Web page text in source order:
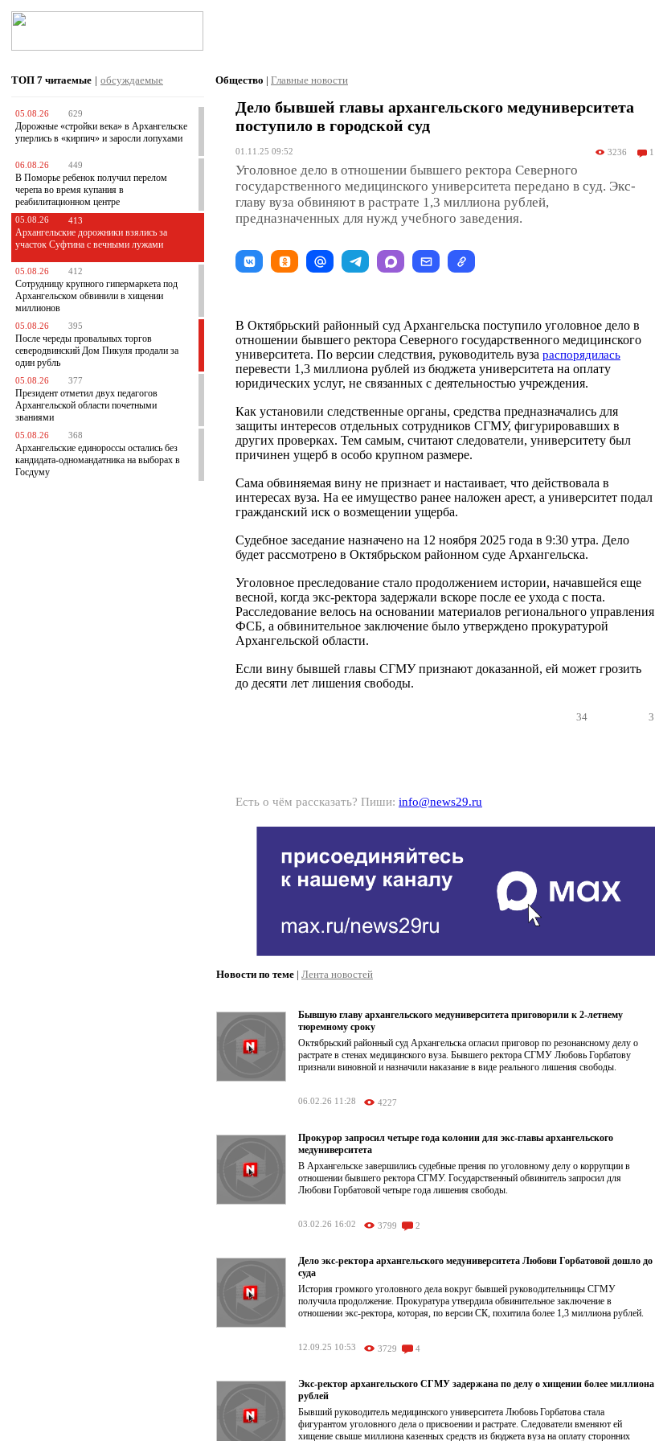
ТОП 7 читаемые | обсуждаемые
05.08.26 629
Дорожные «стройки века» в Архангельске
уперлись в «кирпич» и заросли лопухами
06.08.26 449
В Поморье ребенок получил перелом
черепа во время купания в
реабилитационном центре
05.08.26 413
Архангельские дорожники взялись за
участок Суфтина с вечными лужами
05.08.26 412
Сотрудницу крупного гипермаркета под
Архангельском обвинили в хищении
миллионов
05.08.26 395
После череды провальных торгов
северодвинский Дом Пикуля продали за
один рубль
05.08.26 377
Президент отметил двух педагогов
Архангельской области почетными
званиями
05.08.26 368
Архангельские единороссы остались без
кандидата-одномандатника на выборах в
Госдуму
Общество | Главные новости
Дело бывшей главы архангельского медуниверситета
поступило в городской суд
01.11.25 09:52 3236 1
Уголовное дело в отношении бывшего ректора Северного
государственного медицинского университета передано в суд. Экс-
главу вуза обвиняют в растрате 1,3 миллиона рублей,
предназначенных для нужд учебного заведения.
В Октябрьский районный суд Архангельска поступило уголовное дело в
отношении бывшего ректора Северного государственного медицинского
университета. По версии следствия, руководитель вуза распорядилась
перевести 1,3 миллиона рублей из бюджета университета на оплату
юридических услуг, не связанных с деятельностью учреждения.
Как установили следственные органы, средства предназначались для
защиты интересов отдельных сотрудников СГМУ, фигурировавших в
других проверках. Тем самым, считают следователи, университету был
причинен ущерб в особо крупном размере.
Сама обвиняемая вину не признает и настаивает, что действовала в
интересах вуза. На ее имущество ранее наложен арест, а университет подал
гражданский иск о возмещении ущерба.
Судебное заседание назначено на 12 ноября 2025 года в 9:30 утра. Дело
будет рассмотрено в Октябрьском районном суде Архангельска.
Уголовное преследование стало продолжением истории, начавшейся еще
весной, когда экс-ректора задержали вскоре после ее ухода с поста.
Расследование велось на основании материалов регионального управления
ФСБ, а обвинительное заключение было утверждено прокуратурой
Архангельской области.
Если вину бывшей главы СГМУ признают доказанной, ей может грозить
до десяти лет лишения свободы.
34 3
Есть о чём рассказать? Пиши: info@news29.ru
Новости по теме | Лента новостей
Бывшую главу архангельского медуниверситета приговорили к 2-летнему
тюремному сроку
Октябрьский районный суд Архангельска огласил приговор по резонансному делу о
растрате в стенах медицинского вуза. Бывшего ректора СГМУ Любовь Горбатову
признали виновной и назначили наказание в виде реального лишения свободы.
06.02.26 11:28 4227
Прокурор запросил четыре года колонии для экс-главы архангельского
медуниверситета
В Архангельске завершились судебные прения по уголовному делу о коррупции в
отношении бывшего ректора СГМУ. Государственный обвинитель запросил для
Любови Горбатовой четыре года лишения свободы.
03.02.26 16:02 3799 2
Дело экс-ректора архангельского медуниверситета Любови Горбатовой дошло до
суда
История громкого уголовного дела вокруг бывшей руководительницы СГМУ
получила продолжение. Прокуратура утвердила обвинительное заключение в
отношении экс-ректора, которая, по версии СК, похитила более 1,3 миллиона рублей.
12.09.25 10:53 3729 4
Экс-ректор архангельского СГМУ задержана по делу о хищении более миллиона
рублей
Бывший руководитель медицинского университета Любовь Горбатова стала
фигурантом уголовного дела о присвоении и растрате. Следователи вменяют ей
хищение свыше миллиона казенных средств из бюджета вуза на оплату сторонних